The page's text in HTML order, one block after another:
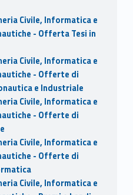
Civile, Informatica e
- Offerta Tesi in
Civile, Informatica e
- Offerte di
e Industriale
Civile, Informatica e
- Offerte di
Civile, Informatica e
- Offerte di
Civile, Informatica e